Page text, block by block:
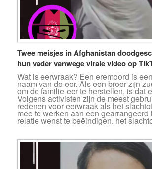
Twee meisjes in Afghanistan
hun vader vanwege virale video op
Wat is eerwraak? Een eremoord is
naam van de eer. Als een broer zijn
om de familie-eer te herstellen, is dat
Volgens activisten zijn de meest
redenen voor eerwraak als het
mee te werken aan een gearrangeerd
relatie wenst te beëindigen. het